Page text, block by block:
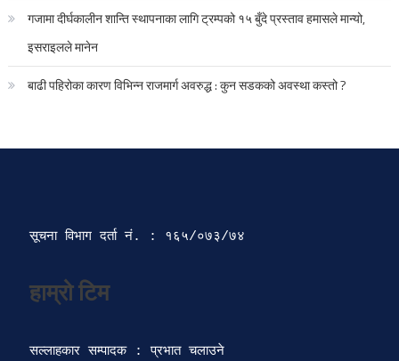
गजामा दीर्घकालीन शान्ति स्थापनाका लागि ट्रम्पको १५ बुँदे प्रस्ताव हमासले मान्यो,
इसराइलले मानेन
बाढी पहिरोका कारण विभिन्न राजमार्ग अवरुद्ध : कुन सडकको अवस्था कस्तो ?
सूचना विभाग दर्ता‍ नं. : १६५/०७३/७४
हाम्रो टिम
सल्लाहकार सम्पादक : प्रभात चलाउने